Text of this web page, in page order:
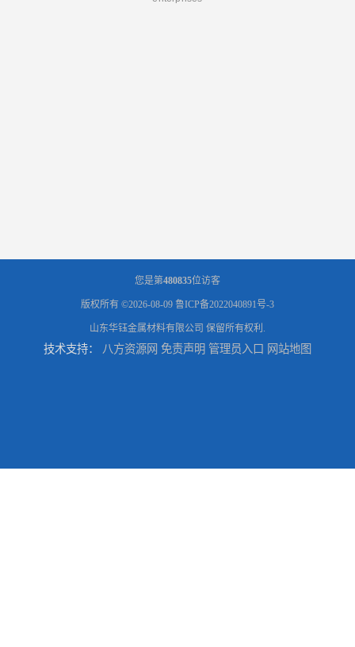
您是第480835位访客
版权所有 ©2026-08-09 鲁ICP备2022040891号-3
山东华钰金属材料有限公司 保留所有权利.
技术支持： 八方资源网 免责声明 管理员入口 网站地图